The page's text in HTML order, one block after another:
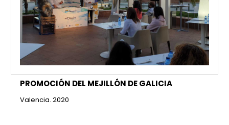
PROMOCIÓN DEL MEJILLÓN DE GALICIA
Valencia. 2020